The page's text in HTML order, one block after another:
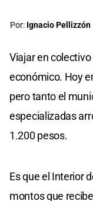
Por: Ignacio Pellizzón
Viajar en
económico. Hoy
pero tanto el
especializadas
1.200 pesos.
Es que el Interior
montos que